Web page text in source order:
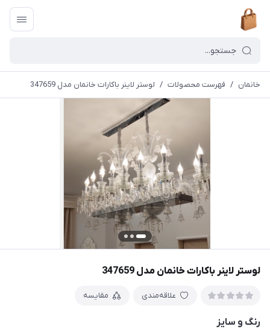
خانمان / فهرست محصولات / لوستر لاینر باکارات خانمان مدل 347659
لوستر لاینر باکارات خانمان مدل 347659
علاقه‌مندی مقایسه
رنگ و سایز